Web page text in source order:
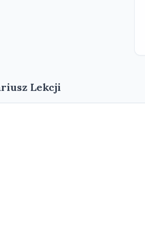
Lekcji